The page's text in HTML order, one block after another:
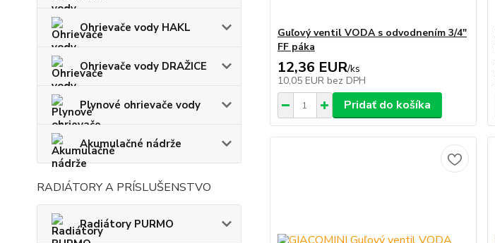
Ohrievače vody HAKL
Ohrievače vody DRAŽICE
Plynové ohrievače vody
Akumulačné nádrže
RADIÁTORY A PRÍSLUŠENSTVO
Radiátory PURMO
Guľový ventil VODA s odvodnením 3/4"
FF páka
12,36 EUR/ks
10,05 EUR bez DPH
Pridať do košíka